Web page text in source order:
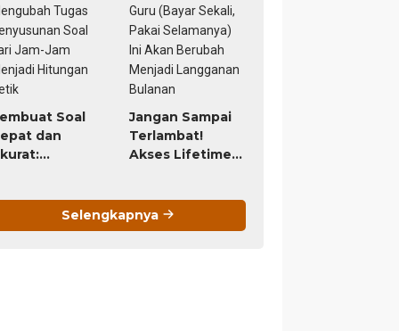
Ribu, Untung
Hidup)
Soal
dan
Jangan Sampai
Terlambat!
Akses Lifetime
Pakai
Selamanya) Ini
Selengkapnya